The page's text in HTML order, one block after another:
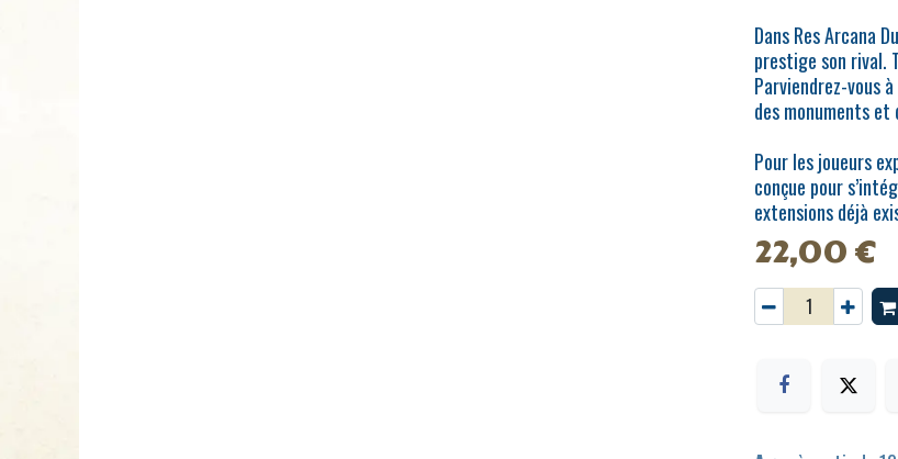
Dans Res Arcana
prestige son rival.
Parviendrez-vous
des monuments
Pour les joueurs
conçue pour
extensions déjà
22,00€